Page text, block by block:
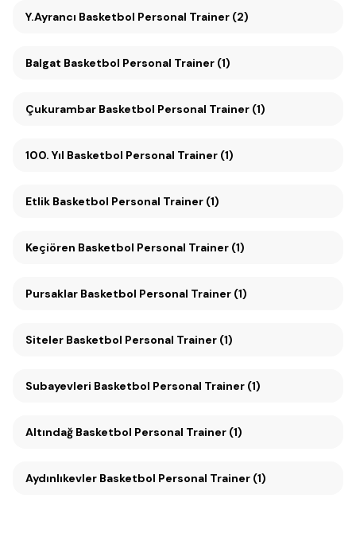
Y.Ayrancı Basketbol Personal Trainer (2)
Balgat Basketbol Personal Trainer (1)
Çukurambar Basketbol Personal Trainer (1)
100. Yıl Basketbol Personal Trainer (1)
Etlik Basketbol Personal Trainer (1)
Keçiören Basketbol Personal Trainer (1)
Pursaklar Basketbol Personal Trainer (1)
Siteler Basketbol Personal Trainer (1)
Subayevleri Basketbol Personal Trainer (1)
Altındağ Basketbol Personal Trainer (1)
Aydınlıkevler Basketbol Personal Trainer (1)